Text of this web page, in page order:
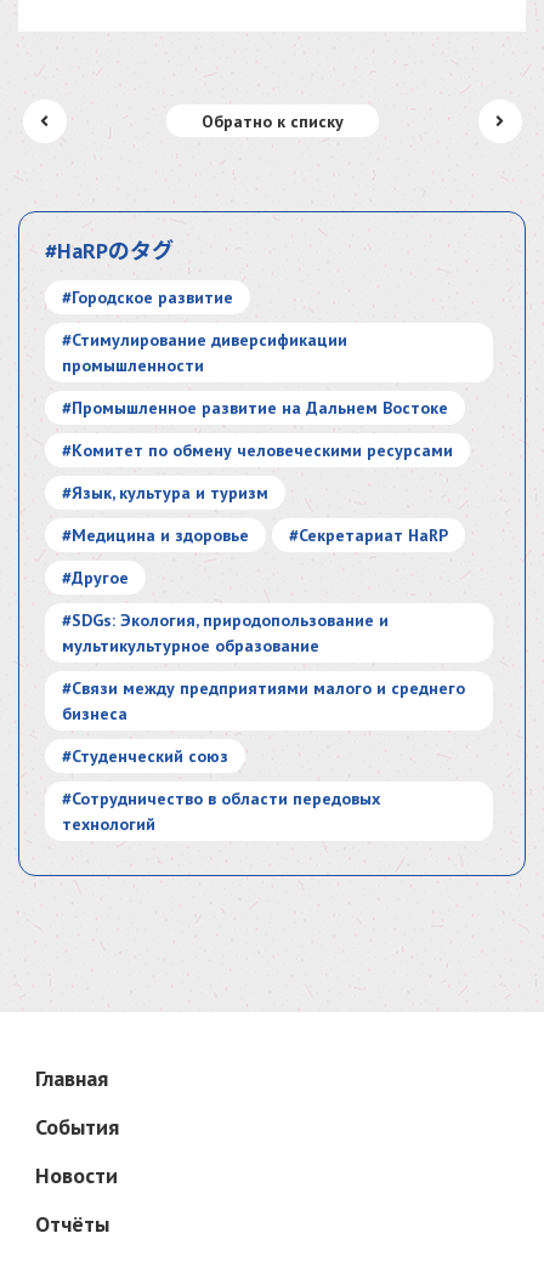
Обратно к списку
#HaRPのタグ
#Городское развитие
#Стимулирование диверсификации
промышленности
#Промышленное развитие на Дальнем Востоке
#Комитет по обмену человеческими ресурсами
#Язык, культура и туризм
#Медицина и здоровье
#Секретариат HaRP
#Другое
#SDGs: Экология, природопользование и
мультикультурное образование
#Связи между предприятиями малого и среднего
бизнеса
#Студенческий союз
#Сотрудничество в области передовых
технологий
Главная
События
Новости
Отчёты